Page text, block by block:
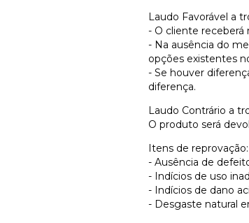
Laudo Favorável a
- O cliente
- Na ausência do
opções existentes
- Se houver
diferença.
Laudo Contrário a
O produto será
Itens de reprovação:
- Ausência de
- Indícios de uso
- Indícios de dano
- Desgaste natural